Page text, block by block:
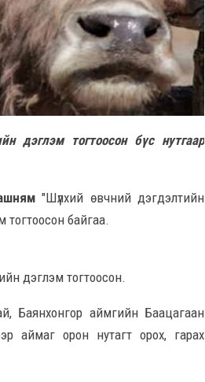
дэглэм тогтоосон бүс нутгаар
"Шүлхий өвчний дэгдэлтийн
байгаа.
дэглэм тогтоосон.
Баянхонгор аймгийн Баацагаан
аймаг орон нутагт орох, гарах